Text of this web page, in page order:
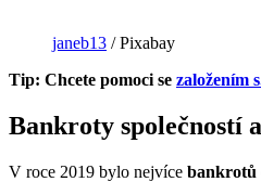
janeb13 / Pixabay
Tip: Chcete pomoci se založením
Bankroty společností
V roce 2019 bylo nejvíce bankrotů